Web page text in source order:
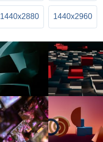
1440x2880 1440x2960